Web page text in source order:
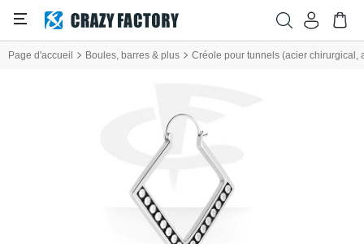
Page d'accueil Boules, barres & plus Créole pour tunnels (acier chirurgical,